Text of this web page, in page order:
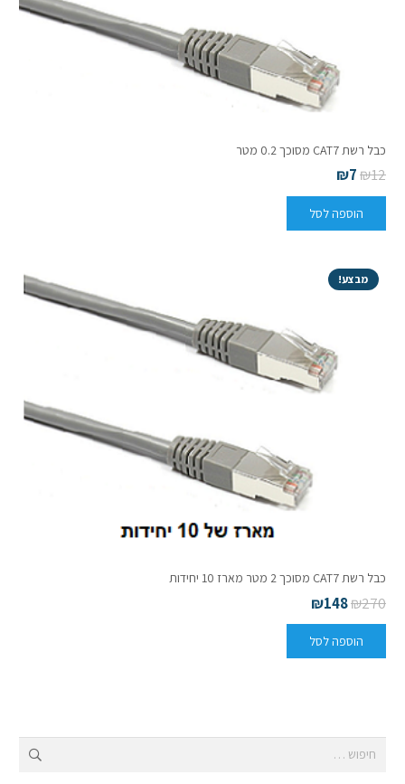
כבל רשת CAT7 מסוכך 0.2 מטר
₪12
₪7
הוספה לסל
מבצע!
כבל רשת CAT7 מסוכך 2 מטר מארז 10 יחידות
₪270
₪148
הוספה לסל